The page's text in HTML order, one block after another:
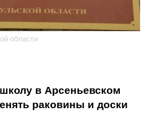
области
в Арсеньевском
раковины и доски